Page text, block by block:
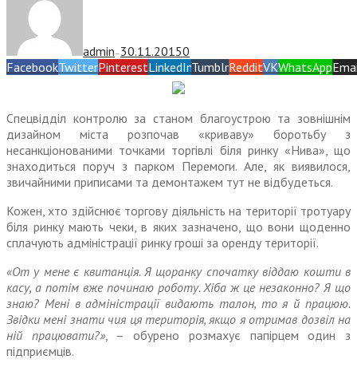
admin — 30.11.20150
FacebookTwitterPinterestLinkedInTumblrRedditVKWhatsApp
Спецвідділ контролю за станом благоустрою та зовнішнім
дизайном міста розпочав «криваву» боротьбу з
несанкціонованими точками торгівлі біля ринку «Нива», що
знаходиться поруч з парком Перемоги. Але, як виявилося,
звичайними приписами та демонтажем тут не відбудеться.
Кожен, хто здійснює торгову діяльність на території тротуару
біля ринку мають чеки, в яких зазначено, що вони щоденно
сплачують адміністрації ринку гроші за оренду території.
«От у мене є квитанція. Я щоранку спочатку віддаю кошти в
касу, а потім вже починаю роботу. Хіба ж це незаконно? Я що
знаю? Мені в адміністрації видають талон, то я й працюю.
Звідки мені знати чия ця територія, якщо я отримав дозвіл на
ній працювати?», – обурено розмахує папірцем один з
підприємців.